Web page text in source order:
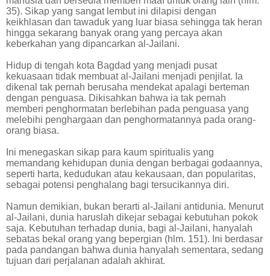
35). Sikap yang sangat lembut ini dilapisi dengan
keikhlasan dan tawaduk yang luar biasa sehingga tak heran
hingga sekarang banyak orang yang percaya akan
keberkahan yang dipancarkan al-Jailani.
Hidup di tengah kota Bagdad yang menjadi pusat
kekuasaan tidak membuat al-Jailani menjadi penjilat. Ia
dikenal tak pernah berusaha mendekat apalagi berteman
dengan penguasa. Dikisahkan bahwa ia tak pernah
memberi penghormatan berlebihan pada penguasa yang
melebihi penghargaan dan penghormatannya pada orang-
orang biasa.
Ini menegaskan sikap para kaum spiritualis yang
memandang kehidupan dunia dengan berbagai godaannya,
seperti harta, kedudukan atau kekausaan, dan popularitas,
sebagai potensi penghalang bagi tersucikannya diri.
Namun demikian, bukan berarti al-Jailani antidunia. Menurut
al-Jailani, dunia haruslah dikejar sebagai kebutuhan pokok
saja. Kebutuhan terhadap dunia, bagi al-Jailani, hanyalah
sebatas bekal orang yang bepergian (hlm. 151). Ini berdasar
pada pandangan bahwa dunia hanyalah sementara, sedang
tujuan dari perjalanan adalah akhirat.